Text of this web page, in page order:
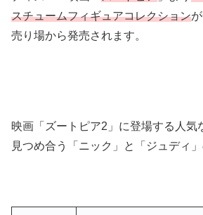
スチュームフィギュアコレクション
売り場から発売されます。
映画「ズートピア2」に登場する人気
見つめ合う「ニック」と「ジュディ」